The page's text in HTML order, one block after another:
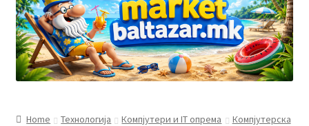
Homepage
Privacy Policy
Home Технологија Компјутери и IT опрема
Компјутерска